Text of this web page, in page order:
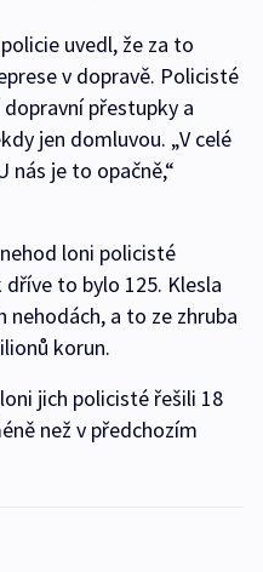
uvedl, že za to
v dopravě. Policisté
přestupky a
jen domluvou. „V celé
nás je to opačně,“
loni policisté
to bylo 125. Klesla
nehodách, a to ze zhruba
korun.
jich policisté řešili 18
než v předchozím